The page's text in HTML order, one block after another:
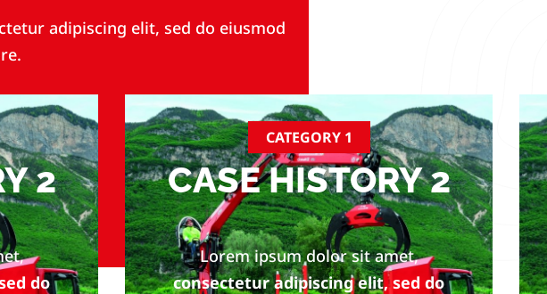
adipiscing elit, sed do eiusmod
2
do
CATEGORY 1
CASE HISTORY 2
Lorem ipsum dolor sit amet,
consectetur adipiscing elit, sed do